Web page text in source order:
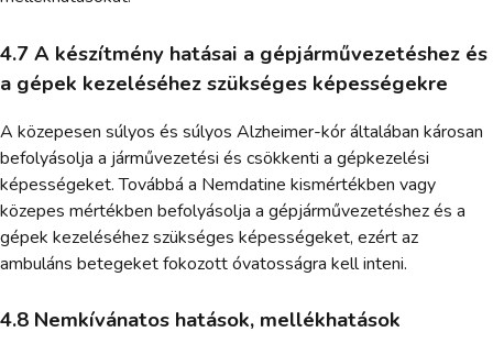
4.7 A készítmény hatásai a gépjárművezetéshez és
a gépek kezeléséhez szükséges képességekre
A közepesen súlyos és súlyos Alzheimer-kór általában károsan
befolyásolja a járművezetési és csökkenti a gépkezelési
képességeket. Továbbá a Nemdatine kismértékben vagy
közepes mértékben befolyásolja a gépjárművezetéshez és a
gépek kezeléséhez szükséges képességeket, ezért az
ambuláns betegeket fokozott óvatosságra kell inteni.
4.8 Nemkívánatos hatások, mellékhatások